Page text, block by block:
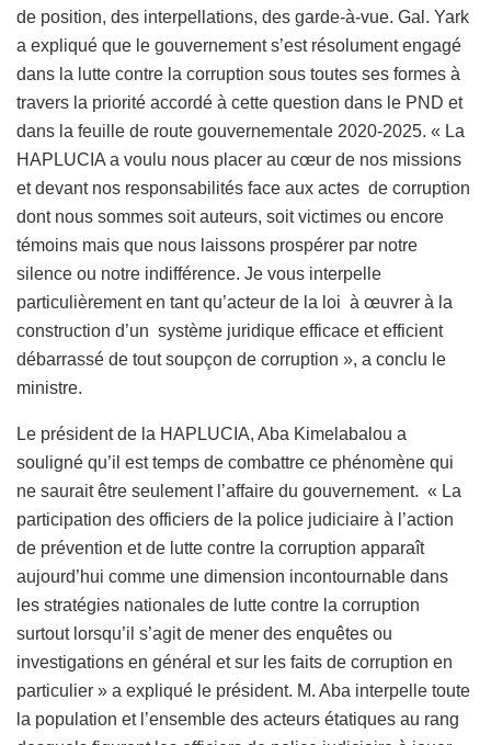
de position, des interpellations, des garde-à-vue. Gal. Yark
a expliqué que le gouvernement s’est résolument engagé
dans la lutte contre la corruption sous toutes ses formes à
travers la priorité accordé à cette question dans le PND et
dans la feuille de route gouvernementale 2020-2025. « La
HAPLUCIA a voulu nous placer au cœur de nos missions
et devant nos responsabilités face aux actes de corruption
dont nous sommes soit auteurs, soit victimes ou encore
témoins mais que nous laissons prospérer par notre
silence ou notre indifférence. Je vous interpelle
particulièrement en tant qu’acteur de la loi à œuvrer à la
construction d’un système juridique efficace et efficient
débarrassé de tout soupçon de corruption », a conclu le
ministre.
Le président de la HAPLUCIA, Aba Kimelabalou a
souligné qu’il est temps de combattre ce phénomène qui
ne saurait être seulement l’affaire du gouvernement. « La
participation des officiers de la police judiciaire à l’action
de prévention et de lutte contre la corruption apparaît
aujourd’hui comme une dimension incontournable dans
les stratégies nationales de lutte contre la corruption
surtout lorsqu’il s’agit de mener des enquêtes ou
investigations en général et sur les faits de corruption en
particulier » a expliqué le président. M. Aba interpelle toute
la population et l’ensemble des acteurs étatiques au rang